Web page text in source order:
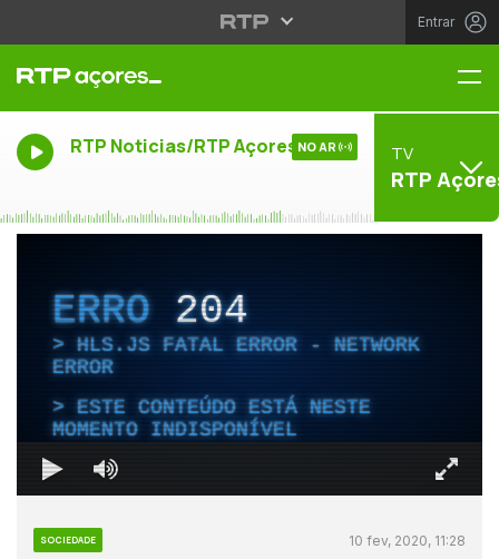
Entrar
RTP Noticias/RTP Açores NO AR TV
RTP
ERRO204
HLS.JS FATAL ERROR - NETWORK
ERROR
ESTE CONTEÚDO ESTÁ NESTE
MOMENTO INDISPONÍVEL
SOCIEDADE 10 fev, 2020, 11:28